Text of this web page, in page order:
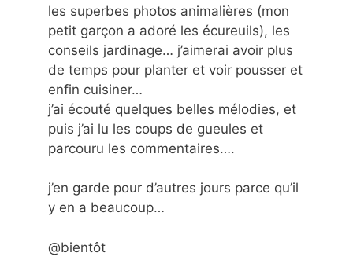
les superbes photos animalières (mon
petit garçon a adoré les écureuils), les
conseils jardinage… j’aimerai avoir plus
de temps pour planter et voir pousser et
enfin cuisiner…
j’ai écouté quelques belles mélodies, et
puis j’ai lu les coups de gueules et
parcouru les commentaires….
j’en garde pour d’autres jours parce qu’il
y en a beaucoup…
@bientôt